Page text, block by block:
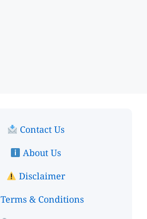
Contact Us
About Us
Disclaimer
Terms & Conditions